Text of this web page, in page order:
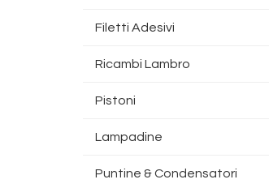
Filetti Adesivi
Ricambi Lambro
Pistoni
Lampadine
Puntine & Condensatori